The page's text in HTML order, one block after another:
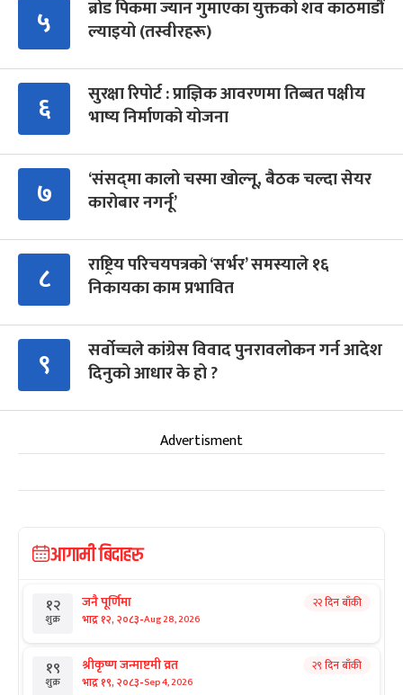
५
ब्रोड पिकमा ज्यान गुमाएका युक्तको शव काठमाडौं
ल्याइयो (तस्वीरहरू)
६
सुरक्षा रिपोर्ट : प्राज्ञिक आवरणमा तिब्बत पक्षीय
भाष्य निर्माणको योजना
७
‘संसद्‍मा कालो चस्मा खोल्नू, बैठक चल्दा सेयर
कारोबार नगर्नू’
८
राष्ट्रिय परिचयपत्रको ‘सर्भर’ समस्याले १६
निकायका काम प्रभावित
९
सर्वोच्चले कांग्रेस विवाद पुनरावलोकन गर्न आदेश
दिनुको आधार के हो ?
Advertisment
आगामी बिदाहरु
१२
शुक्र
जनै पूर्णिमा
भाद्र १२, २०८३-Aug 28, 2026
२२ दिन बाँकी
१९
शुक्र
श्रीकृष्ण जन्माष्टमी व्रत
भाद्र १९, २०८३-Sep 4, 2026
२९ दिन बाँकी